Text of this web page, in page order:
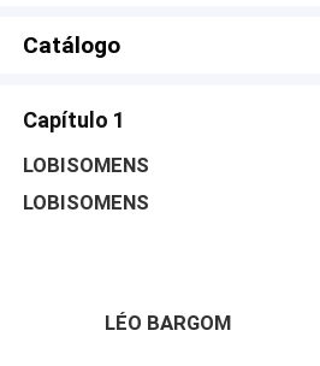
Catálogo
Capítulo 1
LOBISOMENS
LOBISOMENS
LÉO BARGOM